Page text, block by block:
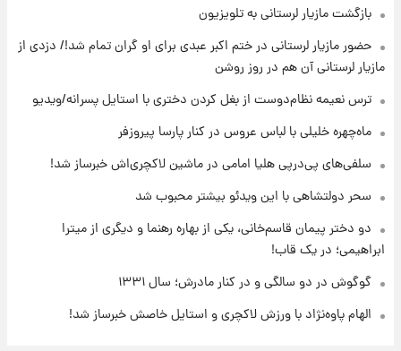
قیمت محصولات ایران‌خودرو و سایپا امروز شنبه
۱۷ مرداد ۱۴۰۵
یک پیش ‌بینی مهم برای قیمت دلار، طلا و سکه
بازگشت مازیار لرستانی به تلویزیون
حضور مازیار لرستانی در ختم اکبر عبدی برای او گران تمام شد!/ دزدی از
مازیار لرستانی آن هم در روز روشن
ترس نعیمه نظام‌دوست از بغل کردن دختری با استایل پسرانه/ویدیو
ماه‌چهره خلیلی با لباس عروس در کنار پارسا پیروزفر
سلفی‌های پی‌درپی هلیا امامی در ماشین لاکچری‌اش خبرساز شد!
سحر دولتشاهی با این ویدئو بیشتر محبوب شد
دو دختر پیمان قاسم‌خانی، یکی از بهاره رهنما و دیگری از میترا
ابراهیمی؛ در یک قاب!
گوگوش در دو سالگی و در کنار مادرش؛ سال ۱۳۳۱
الهام پاوه‌نژاد با ورزش لاکچری و استایل خاصش خبرساز شد!